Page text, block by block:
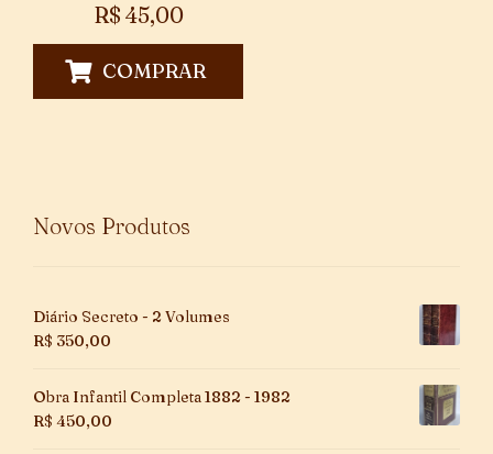
R$ 45,00
COMPRAR
Novos Produtos
Diário Secreto - 2 Volumes
R$ 350,00
Obra Infantil Completa 1882 - 1982
R$ 450,00